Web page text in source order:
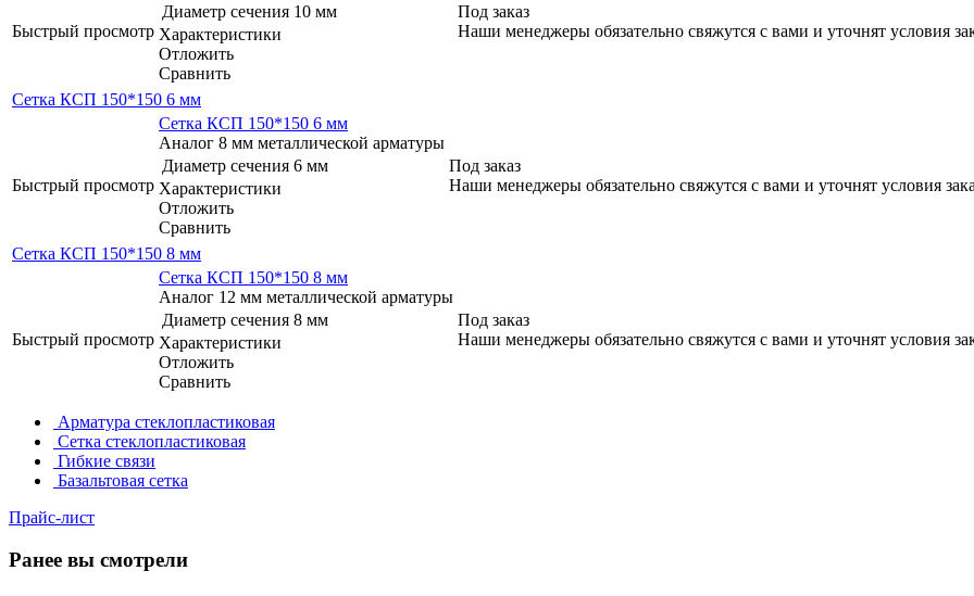
Быстрый просмотр
Диаметр сечения 10 мм
Характеристики
Отложить
Сравнить
Под заказ
Наши менеджеры обязательно свяжутся с вами и уточнят условия
Сетка КСП 150*150 6 мм
Быстрый просмотр
Сетка КСП 150*150 6 мм
Аналог 8 мм металлической арматуры
Диаметр сечения 6 мм
Характеристики
Отложить
Сравнить
Под заказ
Наши менеджеры обязательно свяжутся с вами и уточнят условия
Сетка КСП 150*150 8 мм
Быстрый просмотр
Сетка КСП 150*150 8 мм
Аналог 12 мм металлической арматуры
Диаметр сечения 8 мм
Характеристики
Отложить
Сравнить
Под заказ
Наши менеджеры обязательно свяжутся с вами и уточнят условия
Арматура стеклопластиковая
Сетка стеклопластиковая
Гибкие связи
Базальтовая сетка
Прайс-лист
Ранее вы смотрели